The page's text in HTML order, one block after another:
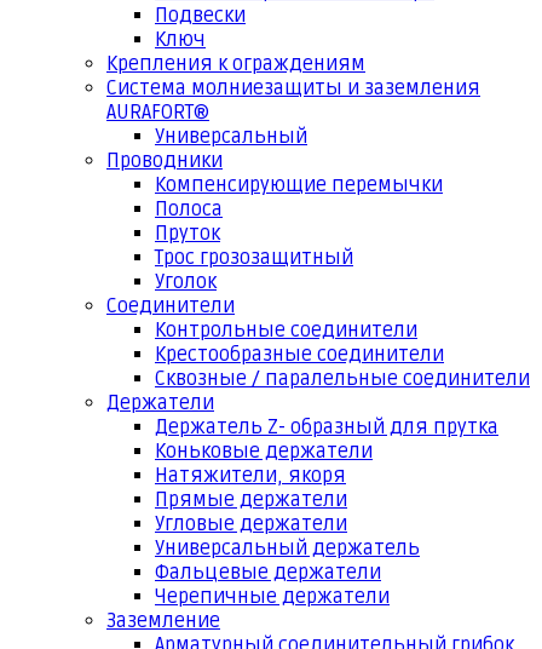
Подвески
Ключ
Крепления к ограждениям
Система молниезащиты и заземления
AURAFORT®
Универсальный
Проводники
Компенсирующие перемычки
Полоса
Пруток
Трос грозозащитный
Уголок
Соединители
Контрольные соединители
Крестообразные соединители
Сквозные / паралельные соединители
Держатели
Держатель Z- образный для прутка
Коньковые держатели
Натяжители, якоря
Прямые держатели
Угловые держатели
Универсальный держатель
Фальцевые держатели
Черепичные держатели
Заземление